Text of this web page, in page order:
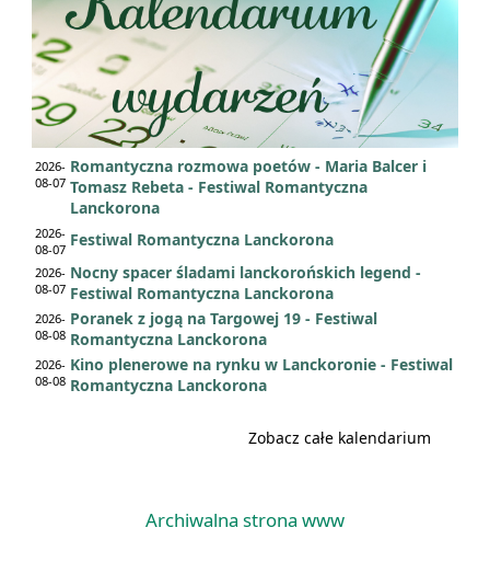
2026-
08-07
Romantyczna rozmowa poetów - Maria Balcer i
Tomasz Rebeta - Festiwal Romantyczna
Lanckorona
2026-
08-07 Festiwal Romantyczna Lanckorona
2026-
08-07
Nocny spacer śladami lanckorońskich legend -
Festiwal Romantyczna Lanckorona
2026-
08-08
Poranek z jogą na Targowej 19 - Festiwal
Romantyczna Lanckorona
2026-
08-08
Kino plenerowe na rynku w Lanckoronie - Festiwal
Romantyczna Lanckorona
Zobacz całe kalendarium
Archiwalna strona www